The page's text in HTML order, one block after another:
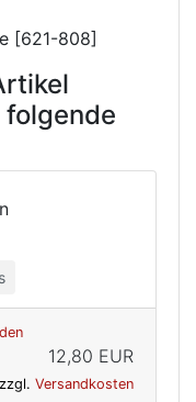
[621-808]
12,80 EUR
Versandkosten